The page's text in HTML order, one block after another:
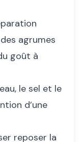
agrumes
goût à
le sel et le
d’une
reposer la